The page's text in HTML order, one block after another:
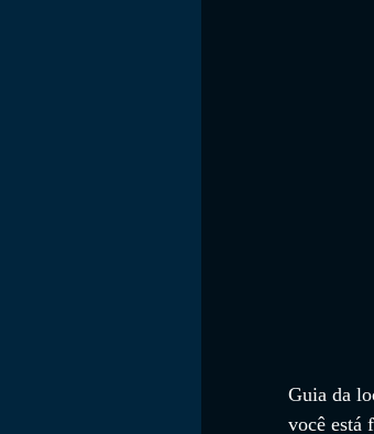
Guia da
você está